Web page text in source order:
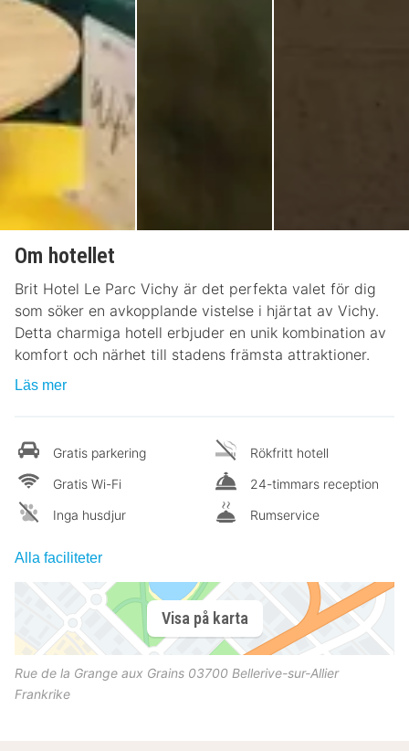
Om hotellet
Brit Hotel Le Parc Vichy är det perfekta valet för dig
som söker en avkopplande vistelse i hjärtat av Vichy.
Detta charmiga hotell erbjuder en unik kombination av
komfort och närhet till stadens främsta attraktioner.
Läs mer
Gratis parkering
Gratis Wi-Fi
Inga husdjur
Rökfritt hotell
24-timmars reception
Rumservice
Alla faciliteter
Visa på karta
Rue de la Grange aux Grains 03700 Bellerive-sur-Allier
Frankrike